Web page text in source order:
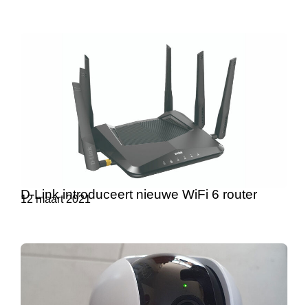
D-Link introduceert nieuwe WiFi 6 router
12 maart 2021